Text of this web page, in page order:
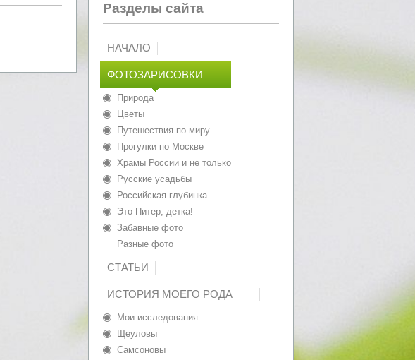
Разделы сайта
НАЧАЛО
ФОТОЗАРИСОВКИ
Природа
Цветы
Путешествия по миру
Прогулки по Москве
Храмы России и не только
Русские усадьбы
Российская глубинка
Это Питер, детка!
Забавные фото
Разные фото
СТАТЬИ
ИСТОРИЯ МОЕГО РОДА
Мои исследования
Щеуловы
Самсоновы